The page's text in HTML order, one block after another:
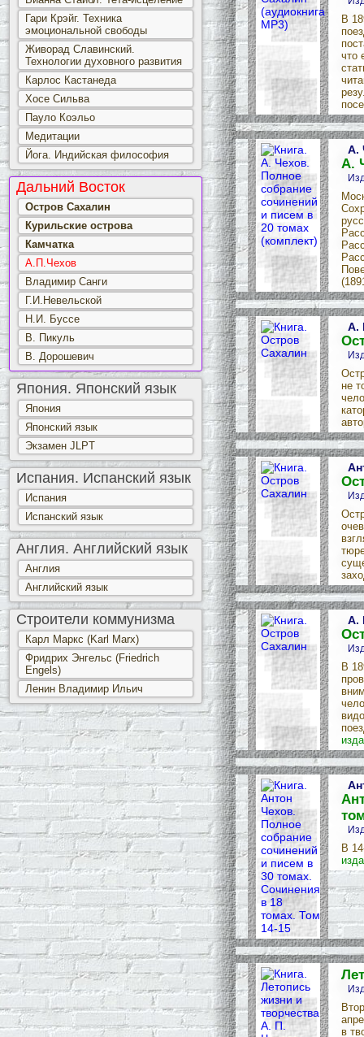
Гари Крэйг. Техника
эмоциональной свободы
Живорад Славинский.
Технологии духовного развития
Карлос Кастанеда
Хосе Сильва
Пауло Коэльо
Медитации
Йога. Индийская философия
Дальний Восток
Остров Сахалин
Курильские острова
Камчатка
А.П.Чехов
Владимир Санги
Г.И.Невельской
Н.И. Буссе
В. Пикуль
В. Дорошевич
Япония. Японский язык
Япония
Японский язык
Экзамен JLPT
Испания. Испанский язык
Испания
Испанский язык
Англия. Английский язык
Англия
Английский язык
Строители коммунизма
Карл Маркс (Karl Marx)
Фридрих Энгельс (Friedrich
Engels)
Ленин Владимир Ильич
В
что
А.
А.
А.
не
А.
В
В
в